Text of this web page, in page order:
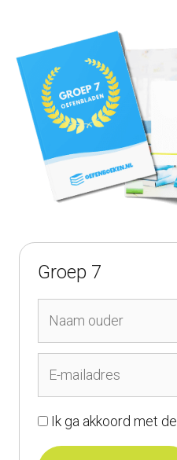
Groep 7
Ik ga akkoord met de